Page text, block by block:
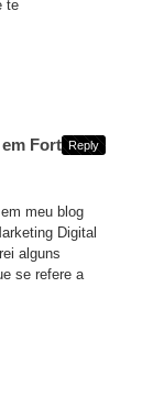
te
Fortaleza
meu blog
Digital
alguns
se refere a
Reply